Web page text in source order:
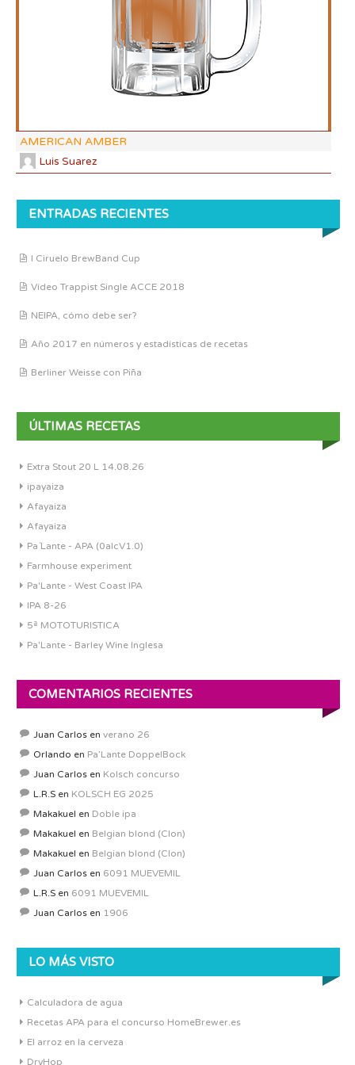
AMERICAN AMBER
Luis Suarez
ENTRADAS RECIENTES
I Ciruelo BrewBand Cup
Vídeo Trappist Single ACCE 2018
NEIPA, cómo debe ser?
Año 2017 en números y estadísticas de recetas
Berliner Weisse con Piña
ÚLTIMAS RECETAS
Extra Stout 20 L 14.08.26
ipayaiza
Afayaiza
Afayaiza
Pa´Lante - APA (0alcV1.0)
Farmhouse experiment
Pa'Lante - West Coast IPA
IPA 8-26
5ª MOTOTURISTICA
Pa'Lante - Barley Wine Inglesa
COMENTARIOS RECIENTES
Juan Carlos en verano 26
Orlando en Pa’Lante DoppelBock
Juan Carlos en Kolsch concurso
L.R.S en KOLSCH EG 2025
Makakuel en Doble ipa
Makakuel en Belgian blond (Clon)
Makakuel en Belgian blond (Clon)
Juan Carlos en 6091 MUEVEMIL
L.R.S en 6091 MUEVEMIL
Juan Carlos en 1906
LO MÁS VISTO
Calculadora de agua
Recetas APA para el concurso HomeBrewer.es
El arroz en la cerveza
DryHop